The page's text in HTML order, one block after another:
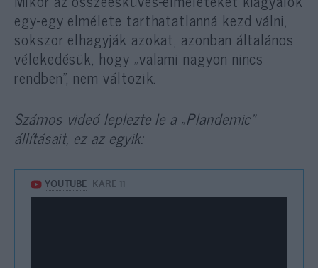
egy-egy elmélete tarthatatlanná kezd válni,
sokszor elhagyják azokat, azonban általános
vélekedésük, hogy „valami nagyon nincs
rendben”, nem változik.
Számos videó leplezte le a „Plandemic”
állításait, ez az egyik: